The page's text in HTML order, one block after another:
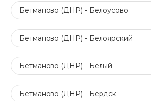
Бетманово (ДНР) - Белоусово
Бетманово (ДНР) - Белоярский
Бетманово (ДНР) - Белый
Бетманово (ДНР) - Бердск